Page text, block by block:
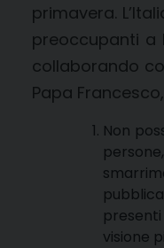
primavera.
preoccupanti a
collaborando
Papa
Non
visione